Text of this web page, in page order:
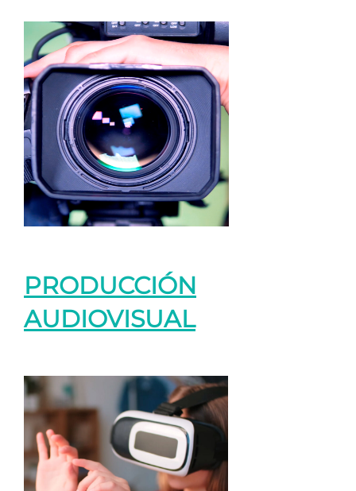
PRODUCCIÓN
AUDIOVISUAL